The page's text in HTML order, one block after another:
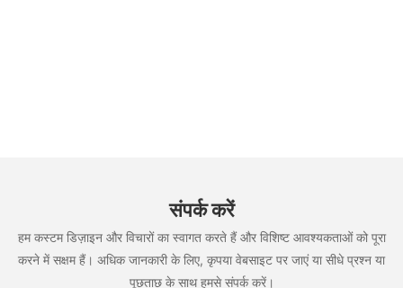
संपर्क करें
हम कस्टम डिज़ाइन और विचारों का स्वागत करते हैं और विशिष्ट आवश्यकताओं को पूरा
करने में सक्षम हैं। अधिक जानकारी के लिए, कृपया वेबसाइट पर जाएं या सीधे प्रश्न या
पूछताछ के साथ हमसे संपर्क करें।